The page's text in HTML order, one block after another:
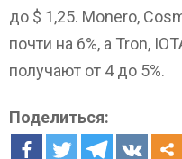
до $ 1,25. Monero,
почти на 6%, а Tron,
получают от 4 до 5%.
Поделиться: